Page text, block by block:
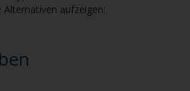
aufzeigen: